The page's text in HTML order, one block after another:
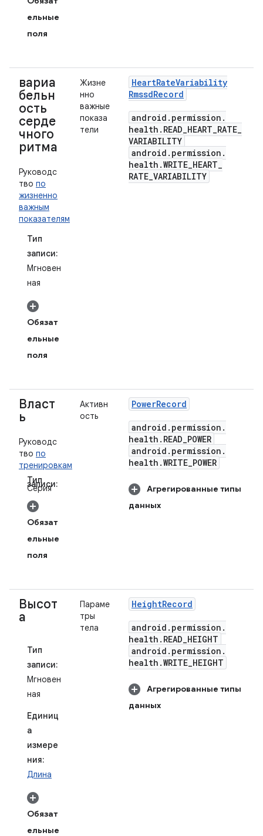
ельные
поля
вариа
бельн
ость
серде
чного
ритма
Руководс
тво по
жизненно
важным
показателям
Тип
записи:
Мгновен
ная
Обязат
ельные
поля
Жизне
нно
важные
показа
тели
HeartRateVariability
RmssdRecord
android . permission .
health . READ_HEART_RATE_
VARIABILITY
android . permission .
health .WRITE_HEART_
RATE_VARIABILITY
Власт
ь
Руководс
тво по
тренировкам
Тип
записи:
Серия
Обязат
ельные
поля
Активн
ость
PowerRecord
android . permission .
health . READ_POWER
android . permission .
health .WRITE_POWER
Агрегированные типы
данных
Высот
а
Тип
записи:
Мгновен
ная
Единиц
а
измере
ния:
Длина
Обязат
ельные
Параме
тры
тела
HeightRecord
android . permission .
health . READ_HEIGHT
android . permission .
health .WRITE_HEIGHT
Агрегированные типы
данных